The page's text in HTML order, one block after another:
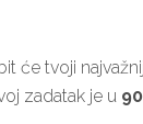
će tvoji
zadatak je u